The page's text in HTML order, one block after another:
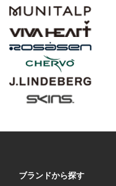
ブランドから探す